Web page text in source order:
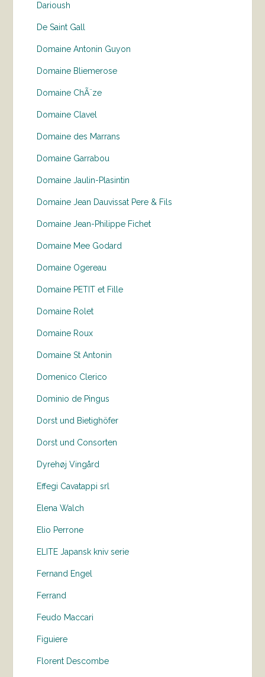
Darioush
De Saint Gall
Domaine Antonin Guyon
Domaine Bliemerose
Domaine ChÃ¨ze
Domaine Clavel
Domaine des Marrans
Domaine Garrabou
Domaine Jaulin-Plasintin
Domaine Jean Dauvissat Pere & Fils
Domaine Jean-Philippe Fichet
Domaine Mee Godard
Domaine Ogereau
Domaine PETIT et Fille
Domaine Rolet
Domaine Roux
Domaine St Antonin
Domenico Clerico
Dominio de Pingus
Dorst und Bietighöfer
Dorst und Consorten
Dyrehøj Vingård
Effegi Cavatappi srl
Elena Walch
Elio Perrone
ELITE Japansk kniv serie
Fernand Engel
Ferrand
Feudo Maccari
Figuiere
Florent Descombe